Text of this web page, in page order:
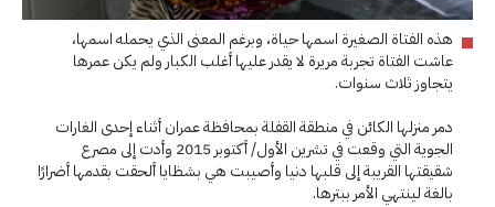
هذه الفتاة الصغيرة اسمها حياة، وبرغم المعنى الذي يحمله اسمها،
عاشت الفتاة تجربة مريرة لا يقدر عليها أغلب الكبار ولم يكن عمرها
يتجاوز ثلاث سنوات.
دمر منزلها الكائن في منطقة القفلة بمحافظة عمران أثناء إحدى الغارات
الجوية التي وقعت في تشرين الأول/ أكتوبر 2015 وأدت إلى مصرع
شقيقتها القريبة إلى قلبها دنيا وأصيبت هي بشظايا ألحقت بقدمها أضرارًا
بالغة لينتهي الأمر ببترها.